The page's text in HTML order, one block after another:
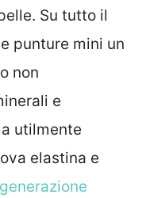
Su tutto il
punture mini un
non
e
utilmente
elastina e